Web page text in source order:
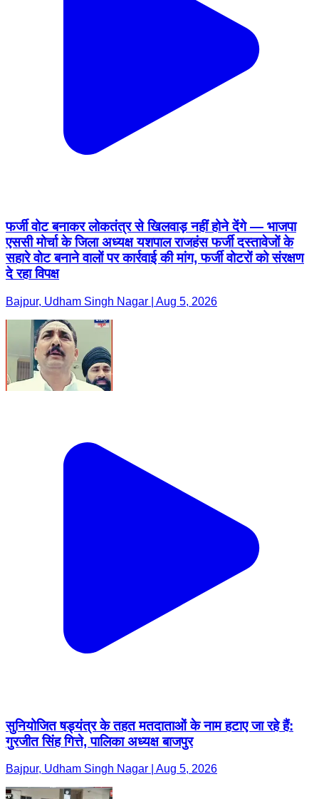
फर्जी वोट बनाकर लोकतंत्र से खिलवाड़ नहीं होने देंगे — भाजपा
एससी मोर्चा के जिला अध्यक्ष यशपाल राजहंस फर्जी दस्तावेजों के
सहारे वोट बनाने वालों पर कार्रवाई की मांग, फर्जी वोटरों को संरक्षण
दे रहा विपक्ष
Bajpur, Udham Singh Nagar | Aug 5, 2026
सुनियोजित षड्यंत्र के तहत मतदाताओं के नाम हटाए जा रहे हैं:
गुरजीत सिंह गित्ते, पालिका अध्यक्ष बाजपुर
Bajpur, Udham Singh Nagar | Aug 5, 2026